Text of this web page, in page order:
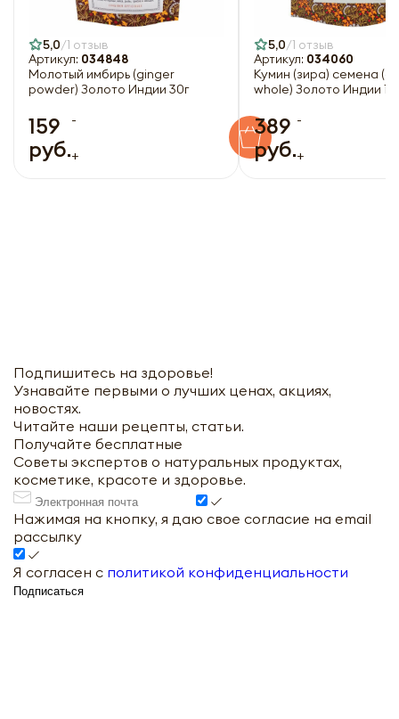
5,0 1 отзыв
Артикул: 034848
Молотый имбирь (ginger
powder) Золото Индии 30г
159
руб.
-
+
5,0 1 отзыв
Артикул: 034060
Кумин (зира) семена
whole) Золото Индии
389
руб.
-
+
Подпишитесь на здоровье!
Узнавайте первыми о лучших ценах, акциях,
новостях.
Читайте наши рецепты, статьи.
Получайте бесплатные
Советы экспертов о натуральных продуктах,
косметике, красоте и здоровье.
Нажимая на кнопку, я даю свое согласие на email
рассылку
Я согласен с политикой конфиденциальности
Подписаться